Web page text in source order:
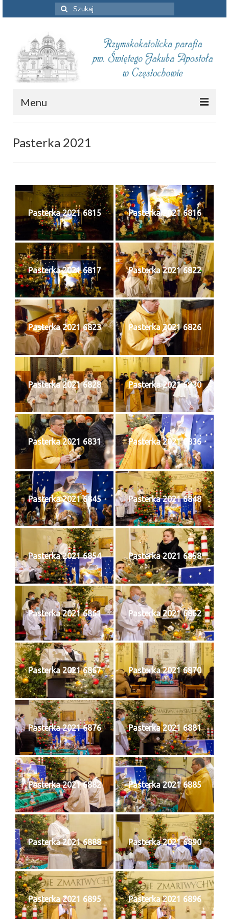
Szuklaj
w:
Menu
Piszą o nas
Remont kościoła
Parafia
Historia
Duszpasterze
Nasz patron
Kościół Rektoracki
Vademecum
Wspólnoty parafialne
Katecheza parafialna
Niezbędnik Katolika
Kaplica Adoracji
Pracownicy
e-Katolik
Nabożeństwa
Nabożeństwa różne
Pogrzeb katolicki
Sakramenty
Sakrament chrztu
Sakrament eucharystii
Sakrament bierzmowania
Sakrament pojednania
Sakrament małżeństwa
Sakrament kapłaństwa
Sakrament namaszczenia chorych
Galeria
Galerie 2026
Niedziela Palmowa 29.03.2026
Wielki Czwartek 02.04.2026
Wielki Piątek 03.04.2026
Wielka Sobota 04.04.2026
Godzina Miłosierdzia 12.04.2026
Galerie 2025
Pożegnanie Ks. Mateusza 29.06.2025
Zakończenie Oktawy Bożego Ciała
Pasterka 2021
Pasterka 2021 6815 Pasterka 2021 6816
Pasterka 2021 6817 Pasterka 2021 6822
Pasterka 2021 6823 Pasterka 2021 6826
Pasterka 2021 6828 Pasterka 2021 6830
Pasterka 2021 6831 Pasterka 2021 6836
Pasterka 2021 6845 Pasterka 2021 6848
Pasterka 2021 6854 Pasterka 2021 6858
Pasterka 2021 6861 Pasterka 2021 6862
Pasterka 2021 6867 Pasterka 2021 6870
Pasterka 2021 6876 Pasterka 2021 6881
Pasterka 2021 6882 Pasterka 2021 6885
Pasterka 2021 6888 Pasterka 2021 6890
Pasterka 2021 6895 Pasterka 2021 6896